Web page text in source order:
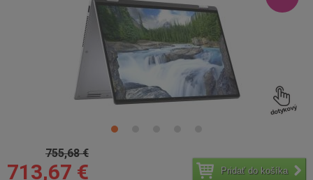
755,68 €
713,67 € Pridať do košíka